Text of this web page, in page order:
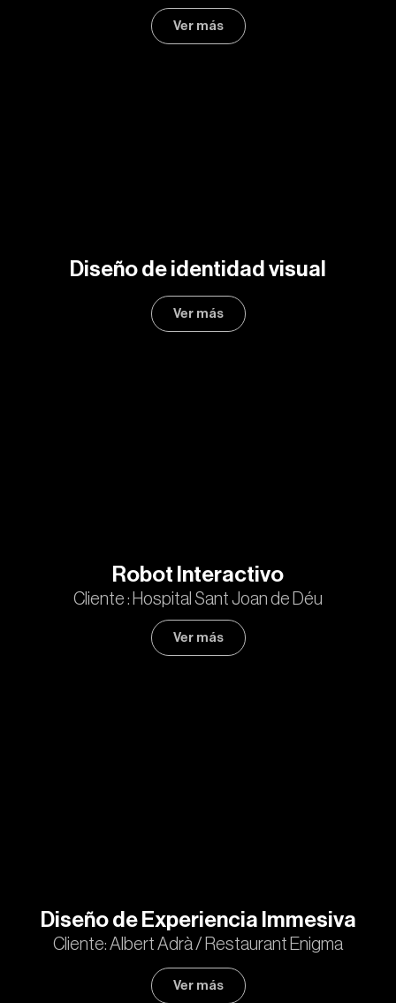
Ver más
Diseño de identidad visual
Ver más
Robot Interactivo
Cliente : Hospital Sant Joan de Déu
Ver más
Diseño de Experiencia Immesiva
Cliente: Albert Adrà / Restaurant Enigma
Ver más